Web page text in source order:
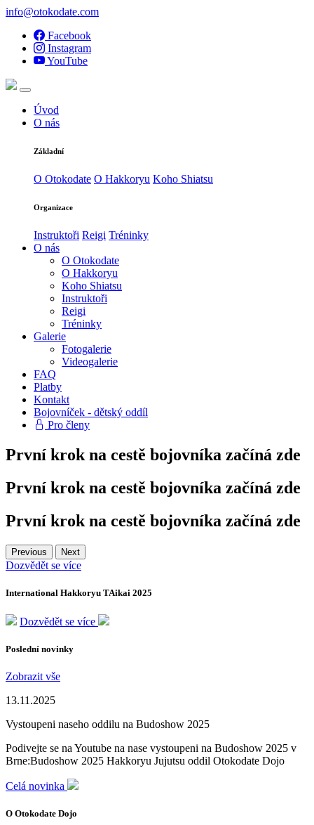
info@otokodate.com
Facebook
Instagram
YouTube
Úvod
O nás
Základní
O Otokodate O Hakkoryu Koho Shiatsu
Organizace
Instruktoři Reigi Tréninky
O nás
O Otokodate
O Hakkoryu
Koho Shiatsu
Instruktoři
Reigi
Tréninky
Galerie
Fotogalerie
Videogalerie
FAQ
Platby
Kontakt
Bojovníček - dětský oddíl
Pro členy
První krok na cestě bojovníka začíná zde
První krok na cestě bojovníka začíná zde
První krok na cestě bojovníka začíná zde
Previous Next
Dozvědět se více
International Hakkoryu TAikai 2025
Dozvědět se více
Poslední novinky
Zobrazit vše
13.11.2025
Vystoupeni naseho oddilu na Budoshow 2025
Podivejte se na Youtube na nase vystoupeni na Budoshow 2025 v
Brne:Budoshow 2025 Hakkoryu Jujutsu oddil Otokodate Dojo
Celá novinka
O Otokodate Dojo